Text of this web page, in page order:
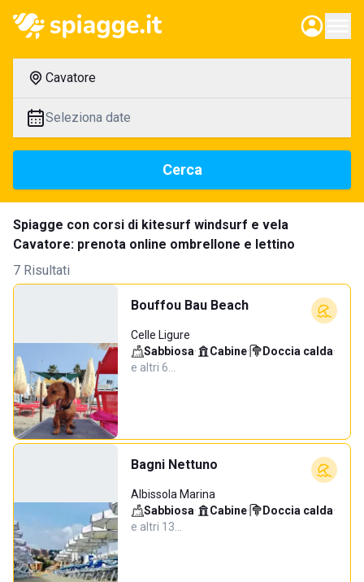
Cavatore
Seleziona date
Cerca
Spiagge con corsi di kitesurf windsurf e vela
Cavatore: prenota online ombrellone e lettino
7 Risultati
Bouffou Bau Beach
Celle Ligure
Sabbiosa· Cabine· Doccia calda·
e altri 6…
Bagni Nettuno
Albissola Marina
Sabbiosa· Cabine· Doccia calda·
e altri 13…